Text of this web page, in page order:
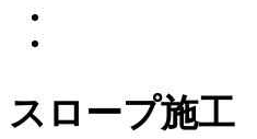
スロープ施工